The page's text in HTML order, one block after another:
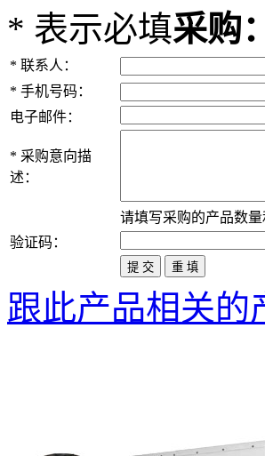
* 表示必填采购
* 联系人：
* 手机号码：
电子邮件：
* 采购意向描
述：
请填写采购的产品数
验证码：
跟此产品相关的